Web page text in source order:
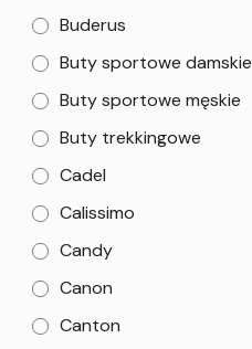
Buderus
Buty sportowe damskie
Buty sportowe męskie
Buty trekkingowe
Cadel
Calissimo
Candy
Canon
Canton